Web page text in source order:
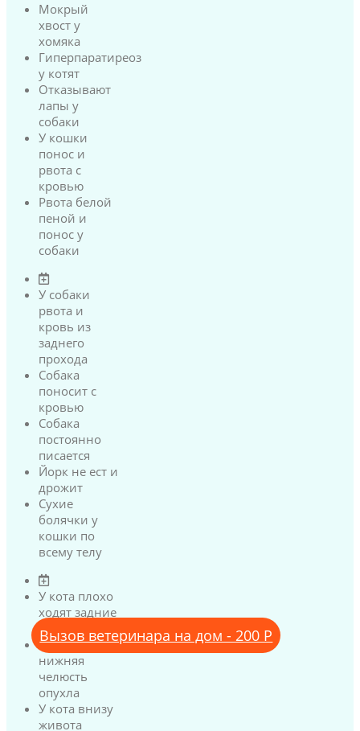
Вызов ветеринара на дом - 200 Р
Мокрый
хвост у
хомяка
Гиперпаратиреоз
у котят
Отказывают
лапы у
собаки
У кошки
понос и
рвота с
кровью
Рвота белой
пеной и
понос у
собаки
У собаки
рвота и
кровь из
заднего
прохода
Собака
поносит с
кровью
Собака
постоянно
писается
Йорк не ест и
дрожит
Сухие
болячки у
кошки по
всему телу
У кота плохо
ходят задние
лапы
У кота
нижняя
челюсть
опухла
У кота внизу
живота